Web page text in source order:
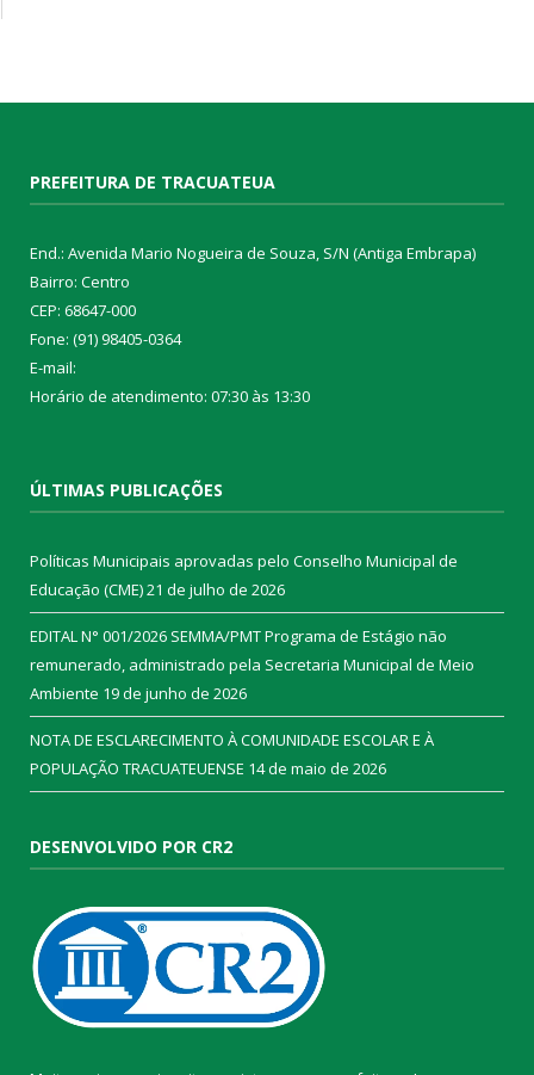
PREFEITURA DE TRACUATEUA
End.: Avenida Mario Nogueira de Souza, S/N (Antiga Embrapa)
Bairro: Centro
CEP: 68647-000
Fone: (91) 98405-0364
E-mail:
Horário de atendimento: 07:30 às 13:30
ÚLTIMAS PUBLICAÇÕES
Políticas Municipais aprovadas pelo Conselho Municipal de
Educação (CME)21 de julho de 2026
EDITAL N° 001/2026 SEMMA/PMT Programa de Estágio não
remunerado, administrado pela Secretaria Municipal de Meio
Ambiente 19 de junho de 2026
NOTA DE ESCLARECIMENTO À COMUNIDADE ESCOLAR E À
POPULAÇÃO TRACUATEUENSE 14 de maio de 2026
DESENVOLVIDO POR CR2